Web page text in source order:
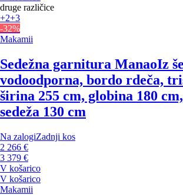
druge različice
+2+3
-32%
Makamii
Sedežna garnitura ManaoIz
vodoodporna, bordo rdeča,
širina 255 cm, globina 180
sedeža 130 cm
Na zalogiZadnji kos
2 266 €
3 379 €
V košarico
V košarico
Makamii